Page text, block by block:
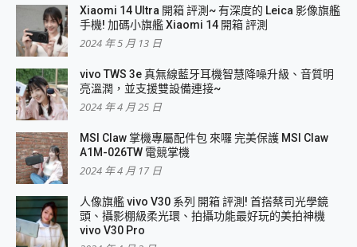
Xiaomi 14 Ultra 開箱 評測~ 有深度的 Leica 影像旗艦
手機! 加碼小旗艦 Xiaomi 14 開箱 評測
2024 年 5 月 13 日
vivo TWS 3e 真無線藍牙耳機智慧降噪升級、音質明
亮溫潤，並支援雙設備連接~
2024 年 4 月 25 日
MSI Claw 掌機專屬配件包 來囉 完美保護 MSI Claw
A1M-026TW 電競掌機
2024 年 4 月 17 日
人像旗艦 vivo V30 系列 開箱 評測! 首搭蔡司光學鏡
頭、攝影棚級柔光環、拍攝功能最好玩的美拍神機
vivo V30 Pro